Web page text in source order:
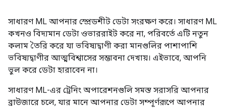
সাধারণ ML আপনার স্প্রেডশীট ডেটা সংরক্ষণ করে। সাধারণ ML
কখনও বিদ্যমান ডেটা ওভাররাইট করে না, পরিবর্তে এটি নতুন
কলাম তৈরি করে যা ভবিষ্যদ্বাণী করা মানগুলির পাশাপাশি
ভবিষ্যদ্বাণীর আত্মবিশ্বাসের সম্ভাবনা দেখায়। এইভাবে, আপনি
ভুল করে ডেটা হারাবেন না।
সাধারণ ML-এর ট্রেনিং অপারেশনগুলি সমস্ত সরাসরি আপনার
ব্রাউজারে চলে, যার মানে আপনার ডেটা সম্পূর্ণরূপে আপনার